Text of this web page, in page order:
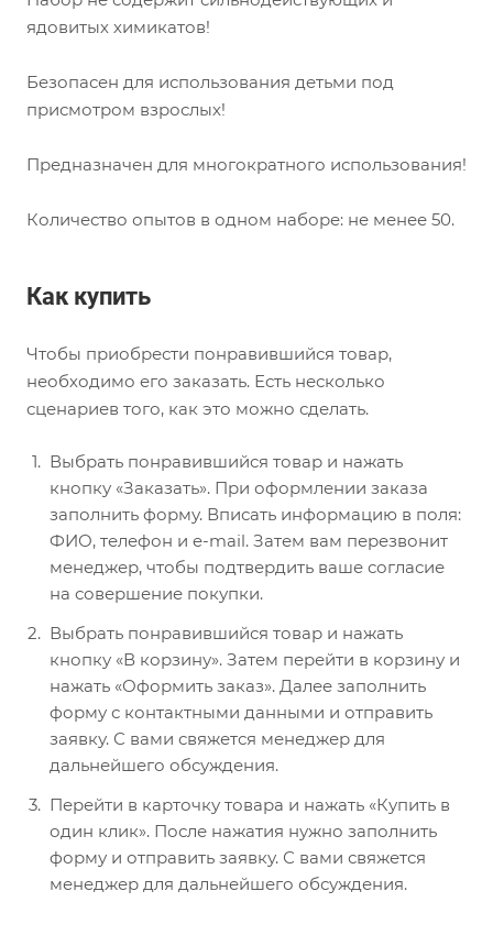
ядовитых химикатов!
Безопасен для использования детьми под
присмотром взрослых!
Предназначен для многократного использования!
Количество опытов в одном наборе: не менее 50.
Как купить
Чтобы приобрести понравившийся товар,
необходимо его заказать. Есть несколько
сценариев того, как это можно сделать.
Выбрать понравившийся товар и нажать
кнопку «Заказать». При оформлении заказа
заполнить форму. Вписать информацию в поля:
ФИО, телефон и e-mail. Затем вам перезвонит
менеджер, чтобы подтвердить ваше согласие
на совершение покупки.
Выбрать понравившийся товар и нажать
кнопку «В корзину». Затем перейти в корзину и
нажать «Оформить заказ». Далее заполнить
форму с контактными данными и отправить
заявку. С вами свяжется менеджер для
дальнейшего обсуждения.
Перейти в карточку товара и нажать «Купить в
один клик». После нажатия нужно заполнить
форму и отправить заявку. С вами свяжется
менеджер для дальнейшего обсуждения.